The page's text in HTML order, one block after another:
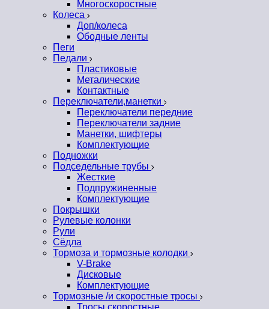
Многоскоростные
Колеса
Доп/колеса
Ободные ленты
Пеги
Педали
Пластиковые
Металические
Контактные
Переключатели,манетки
Переключатели передние
Переключатели задние
Манетки, шифтеры
Комплектующие
Подножки
Подседельные трубы
Жесткие
Подпружиненные
Комплектующие
Покрышки
Рулевые колонки
Рули
Сёдла
Тормоза и тормозные колодки
V-Brake
Дисковые
Комплектующие
Тормозные /и скоростные тросы
Тросы скоростные